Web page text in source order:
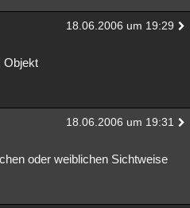
18.06.2006 um 19:29
Objekt
18.06.2006 um 19:31
oder weiblichen Sichtweise